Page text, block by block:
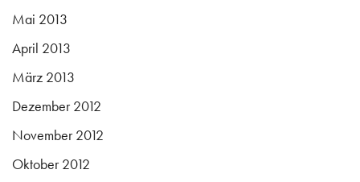
Mai 2013
April 2013
März 2013
Dezember 2012
November 2012
Oktober 2012